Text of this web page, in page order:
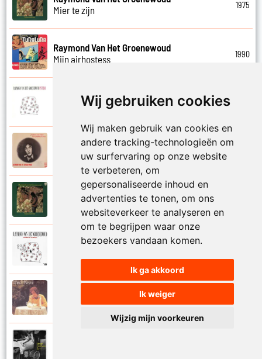
Wij gebruiken cookies
Wij maken gebruik van cookies en
andere tracking-technologieën om
uw surfervaring op onze website
te verbeteren, om
gepersonaliseerde inhoud en
advertenties te tonen, om ons
websiteverkeer te analyseren en
om te begrijpen waar onze
bezoekers vandaan komen.
Ik ga akkoord
Ik weiger
Wijzig mijn voorkeuren
Mier te zijn
1975
Raymond Van Het Groenewoud
Mijn airhostess
1990
Raymond Van Het Groenewoud
Mijn leven lang
Raymond Van Het Groenewoud
Mijn lieve schatje
Raymond Van Het Groenewoud
Mijn schoolgaande jeugd
Raymond Van Het Groenewoud
Raymond Van Het Groenewoud
Moeder